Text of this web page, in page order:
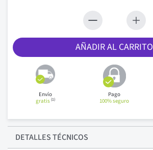
AÑADIR AL CARRITO
Envío
gratis(1)
Pago
100% seguro
DETALLESTÉCNICOS